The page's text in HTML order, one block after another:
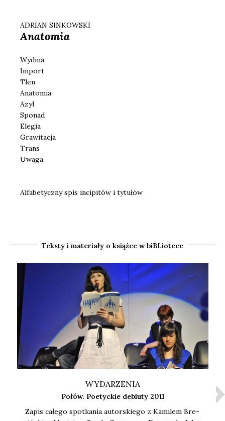
ADRIAN SINKOWSKI
Anatomia
Wydma
Import
Tlen
Anatomia
Azyl
Sponad
Elegia
Grawitacja
Trans
Uwaga
Alfabetyczny spis incipitów i tytułów
Teksty i materiały o książce w biBLiotece
WYDARZENIA
Połów. Poetyckie debiuty 2011
Zapis całe­go spo­tka­nia autor­skie­go z Kami­lem Bre­